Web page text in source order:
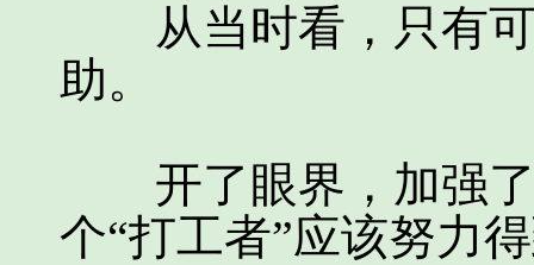
从当时看，只有可
助。
开了眼界，加强了
个“打工者”应该努力